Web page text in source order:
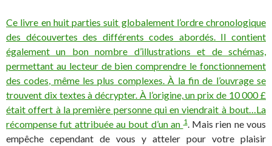
Ce livre en huit parties suit globalement l’ordre chronologique
des découvertes des différents codes abordés. Il contient
également un bon nombre d’illustrations et de schémas,
permettant au lecteur de bien comprendre le fonctionnement
des codes, même les plus complexes. À la fin de l’ouvrage se
trouvent dix textes à décrypter. À l’origine, un prix de 10 000 £
était offert à la première personne qui en viendrait à bout…La
récompense fut attribuée au bout d’un an1. Mais rien ne vous
empêche cependant de vous y atteler pour votre plaisir